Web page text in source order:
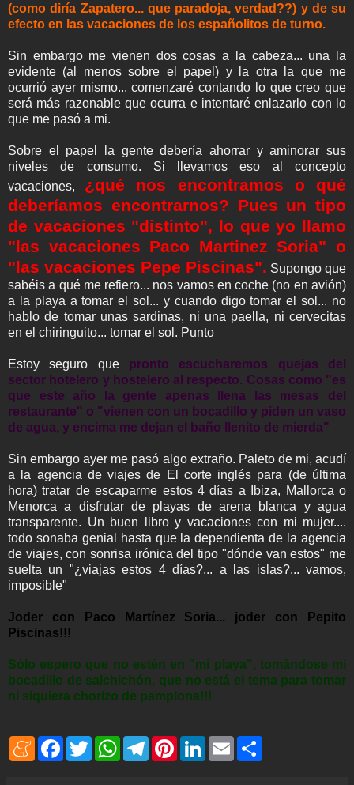
(como diría Zapatero... que paradoja, verdad??) y de su
efecto en las vacaciones de los españolitos de turno.
Sin embargo me vienen dos cosas a la cabeza... una la
evidente (al menos sobre el papel) y la otra la que me
ocurrió ayer mismo... comenzaré contando lo que creo que
será más razonable que ocurra e intentaré enlazarlo con lo
que me pasó a mi.
Sobre el papel la gente debería ahorrar y aminorar sus
niveles de consumo. Si llevamos eso al concepto
vacaciones, ¿qué nos encontramos o qué
deberíamos encontrarnos? Pues un tipo
de vacaciones "distinto", lo que yo llamo
"las vacaciones Paco Martinez Soria" o
"las vacaciones Pepe Piscinas". Supongo que
sabéis a qué me refiero... nos vamos en coche (no en avión)
a la playa a tomar el sol... y cuando digo tomar el sol... no
hablo de tomar unas sardinas, ni una paella, ni cervecitas
en el chiringuito... tomar el sol. Punto
Estoy seguro que pronto escucharemos quejas del
sector hotelero y hostelero al respecto. Cosas como "es
que este año la gente apenas llena las mesas del
restaurante" o "vienen con un bocadillo y piden un vaso
de agua, y encima me dejan el baño llenito de mierda"
Sin embargo ayer me pasó algo extraño. Paleto de mi, acudí
a la agencia de viajes de El corte inglés para (de última
hora) tratar de escaparme estos 4 días a Ibiza, Mallorca o
Menorca a disfrutar de playas de arena blanca y agua
transparente. Un buen libro y vacaciones con mi mujer....
todo sonaba genial hasta que la dependienta de la agencia
de viajes, con sonrisa irónica del tipo "dónde van estos" me
suelta un "¿viajas estos 4 días?... a las islas?... vamos,
imposible"
Joder con Paco Martínez Soria... joder con Pepito
Piscinas!!!
Sólo espero que no estén en "mi playa", tomándose mi
bocadillo de salchichón, que no está el tema para tomar
ni siquiera chorizo de pamplona!!!
M
F
T
w
W
T
P
L
E
m